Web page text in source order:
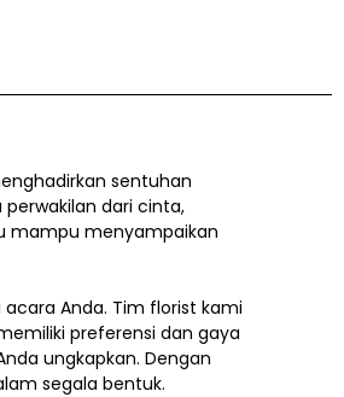
sentuhan
dari cinta,
mampu menyampaikan
Anda. Tim florist kami
preferensi dan gaya
ungkapkan. Dengan
segala bentuk.